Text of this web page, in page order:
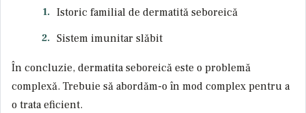
Istoric familial de dermatită seboreică
Sistem imunitar slăbit
În concluzie, dermatita seboreică este o problemă
complexă. Trebuie să abordăm-o în mod complex pentru a
o trata eficient.